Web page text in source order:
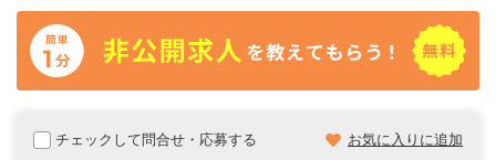
チェックして問合せ・応募する お気に入りに追加